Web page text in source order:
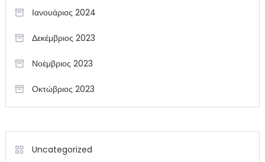
Ιανουάριος 2024
Δεκέμβριος 2023
Νοέμβριος 2023
Οκτώβριος 2023
Uncategorized